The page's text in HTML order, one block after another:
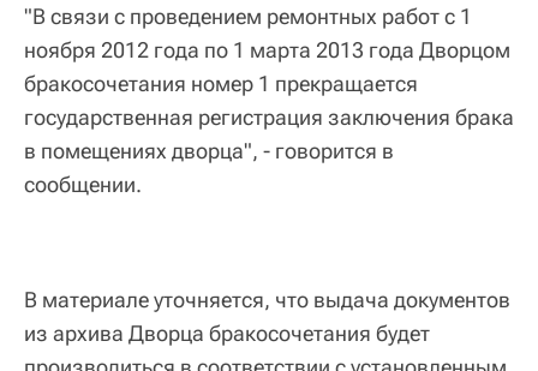
"В связи с проведением ремонтных работ с 1
ноября 2012 года по 1 марта 2013 года Дворцом
бракосочетания номер 1 прекращается
государственная регистрация заключения брака
в помещениях дворца", - говорится в
сообщении.
В материале уточняется, что выдача документов
из архива Дворца бракосочетания будет